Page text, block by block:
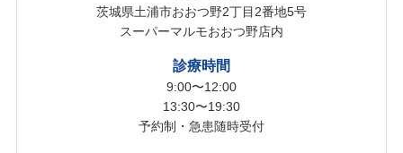
茨城県土浦市おおつ野2丁目2番地5号
スーパーマルモおおつ野店内
診療時間
9:00〜12:00
13:30〜19:30
予約制・急患随時受付